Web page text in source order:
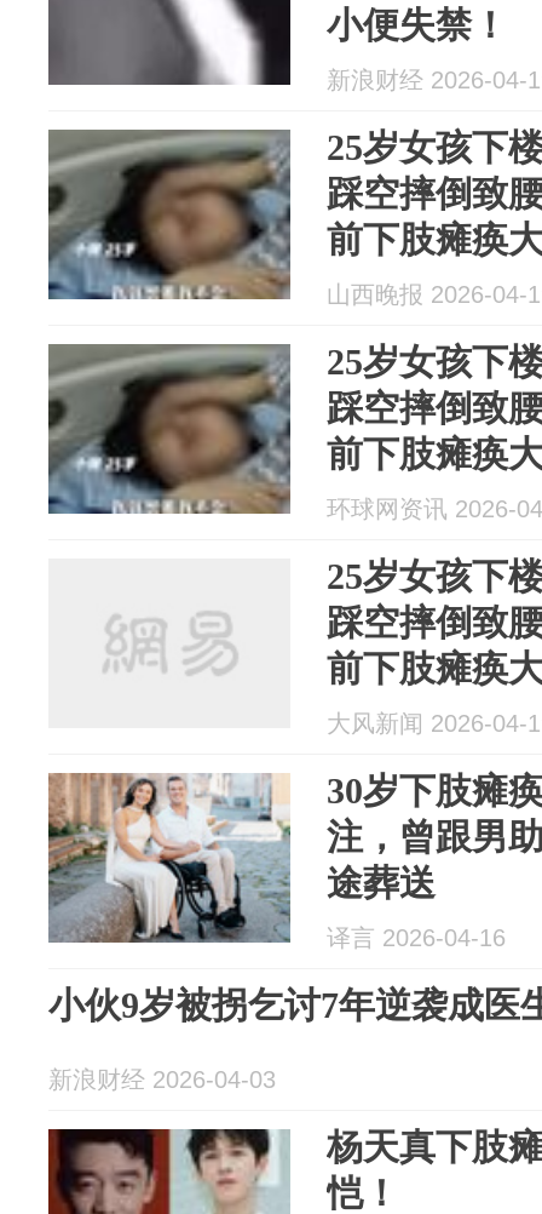
小便失禁！
新浪财经 2026-04-
25岁女孩下
踩空摔倒致
前下肢瘫痪
这辈子就完
发灾难性后
山西晚报 2026-04-
25岁女孩下
踩空摔倒致
前下肢瘫痪
事引发灾难
环球网资讯 2026-
25岁女孩下
踩空摔倒致
前下肢瘫痪
这辈子就完
发灾难性后
大风新闻 2026-04-
30岁下肢瘫
注，曾跟男
途葬送
译言 2026-04-16
小伙9岁被拐乞讨7年逆袭成医
新浪财经 2026-04-03
杨天真下肢
恺！